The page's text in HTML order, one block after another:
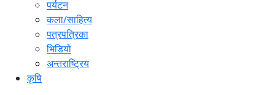
पर्यटन
कला/साहित्य
पत्रपत्रिका
भिडियो
अन्तराष्ट्रिय
कृषि